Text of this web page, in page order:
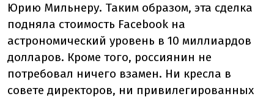
Юрию Мильнеру. Таким образом, эта сделка
подняла стоимость Facebook на
астрономический уровень в 10 миллиардов
долларов. Кроме того, россиянин не
потребовал ничего взамен. Ни кресла в
совете директоров, ни привилегированных